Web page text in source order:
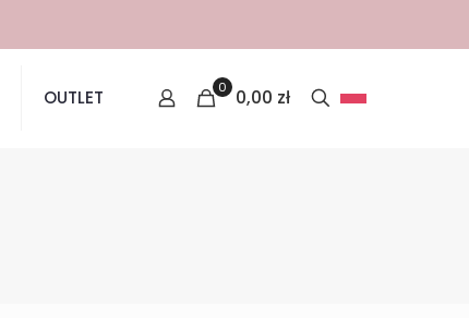
OUTLET 0 0,00 zł